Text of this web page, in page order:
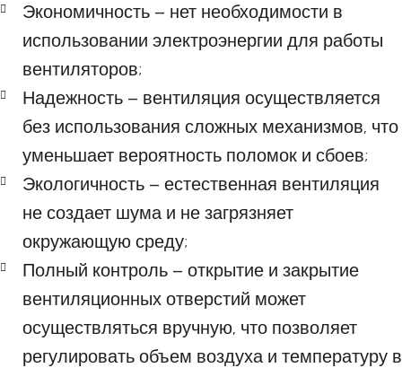
Экономичность – нет необходимости в
использовании электроэнергии для работы
вентиляторов;
Надежность – вентиляция осуществляется
без использования сложных механизмов, что
уменьшает вероятность поломок и сбоев;
Экологичность – естественная вентиляция
не создает шума и не загрязняет
окружающую среду;
Полный контроль – открытие и закрытие
вентиляционных отверстий может
осуществляться вручную, что позволяет
регулировать объем воздуха и температуру в